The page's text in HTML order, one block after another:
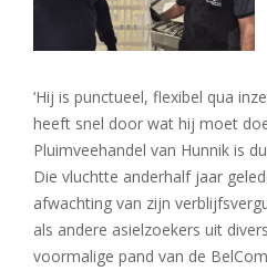
‘Hij is punctueel, flexibel qua
heeft snel door wat hij moet
Pluimveehandel van Hunnik is
Die vluchtte anderhalf jaar
afwachting van zijn
als andere asielzoekers uit
voormalige pand van de